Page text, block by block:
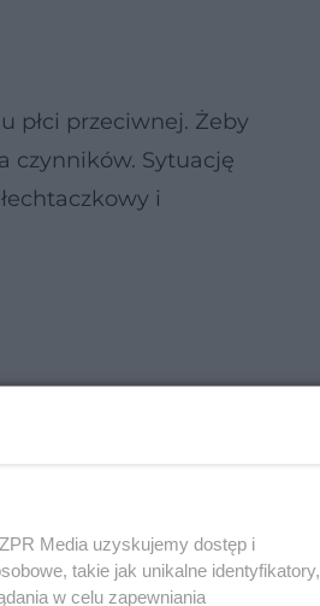
płci przeciwnej. Żeby
czynników. Sytuację
i
Media uzyskujemy dostęp i
takie jak unikalne identyfikatory,
w celu zapewniania